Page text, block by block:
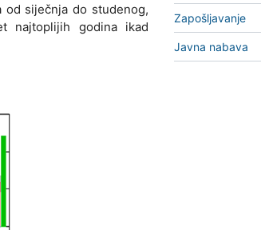
siječnja do studenog,
najtoplijih godina ikad
Zapošljavanje
Javna nabava